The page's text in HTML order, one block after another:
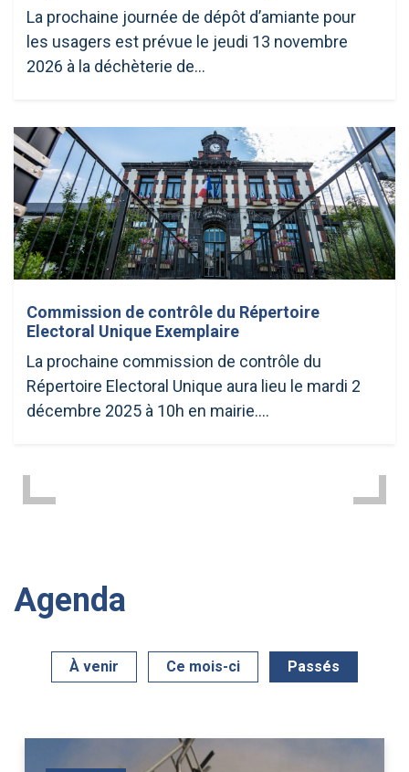
La prochaine journée de dépôt d’amiante pour
les usagers est prévue le jeudi 13 novembre
2026 à la déchèterie de…
Commission de contrôle du Répertoire
Electoral Unique Exemplaire
La prochaine commission de contrôle du
Répertoire Electoral Unique aura lieu le mardi 2
décembre 2025 à 10h en mairie….
Agenda
À venir Ce mois-ci Passés